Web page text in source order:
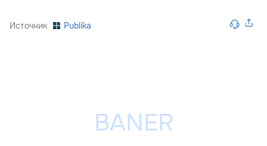
Источник Publika